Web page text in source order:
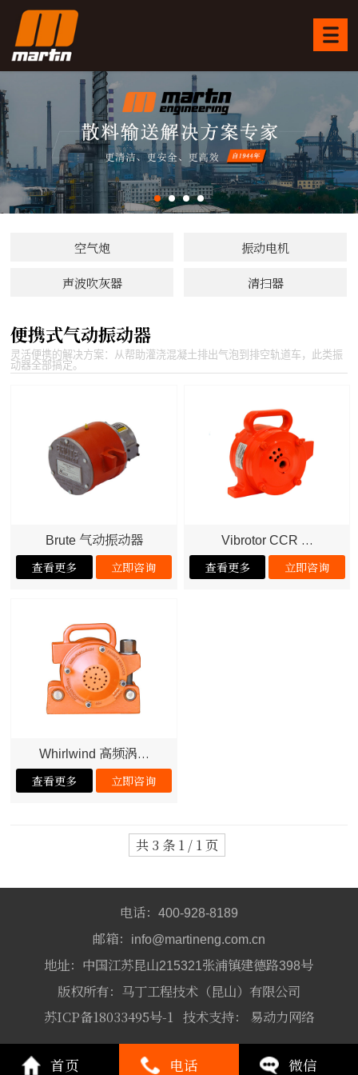
空气炮 振动电机
声波吹灰器 清扫器
便携式气动振动器
灵活便携的解决方案：从帮助灌浇混凝土排出气泡到排空轨道车，此类振
动器全部搞定。
Brute 气动振动器 Vibrotor CCR ...
Whirlwind 高频涡...
共 3 条 1 / 1 页
电话： 400-928-8189
邮箱： info@martineng.com.cn
地址：中国江苏昆山215321张浦镇建德路398号
版权所有：马丁工程技术（昆山）有限公司
苏ICP备18033495号-1 技术支持： 易动力网络
首页 电话 微信